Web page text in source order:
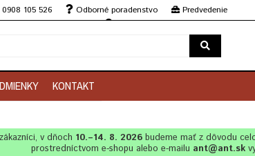
105 526 Odborné poradenstvo
Predvedenie
servis 0908 105 526
Odborné poradenstvo
KONTAKT
v dňoch 10.–14. 8. 2026 budeme mať z dôvodu
prostredníctvom e-shopu alebo e-mailu ant@ant.sk